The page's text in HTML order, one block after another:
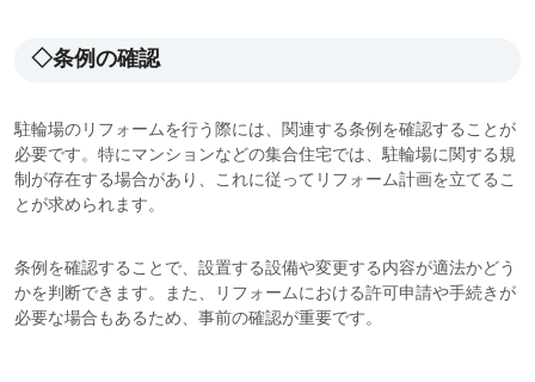
◇条例の確認
駐輪場のリフォームを行う際には、関連する条例を確認することが
必要です。特にマンションなどの集合住宅では、駐輪場に関する規
制が存在する場合があり、これに従ってリフォーム計画を立てるこ
とが求められます。
条例を確認することで、設置する設備や変更する内容が適法かどう
かを判断できます。また、リフォームにおける許可申請や手続きが
必要な場合もあるため、事前の確認が重要です。